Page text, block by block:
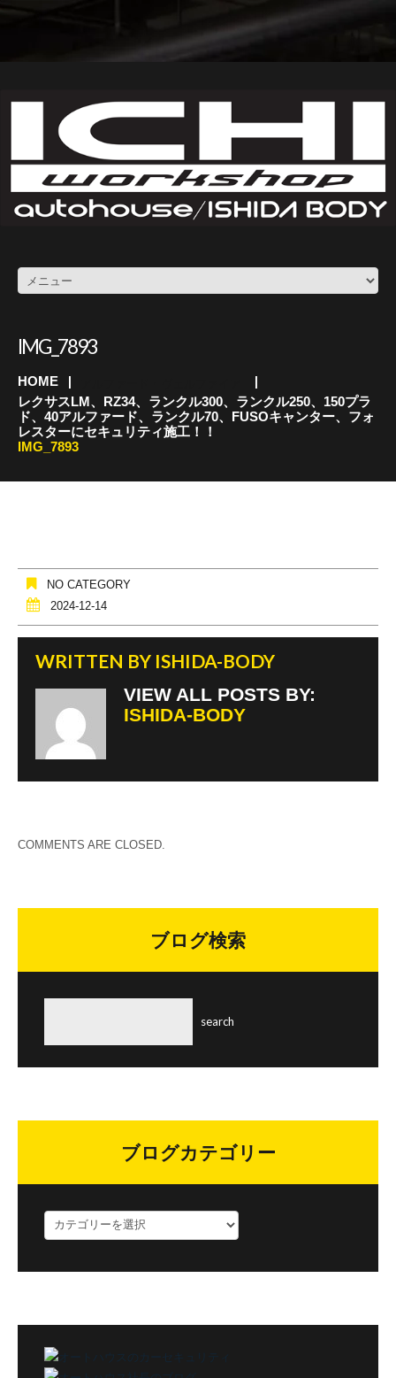
IMG_7893
HOME
レクサスLM、RZ34、ランクル300、ランクル250、150プラ
ド、40アルファード、ランクル70、FUSOキャンター、フォ
レスターにセキュリティ施工！！
IMG_7893
NO CATEGORY
2024-12-14
WRITTEN BY ISHIDA-BODY
VIEW ALL POSTS BY:
ISHIDA-BODY
COMMENTS ARE CLOSED.
ブログ検索
ブログカテゴリー
ロ
ー